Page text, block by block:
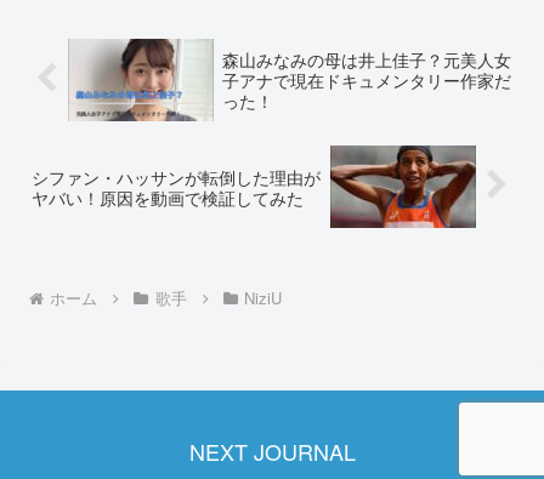
森山みなみの母は井上佳子？元美人女
子アナで現在ドキュメンタリー作家だ
った！
シファン・ハッサンが転倒した理由が
ヤバい！原因を動画で検証してみた
ホーム 歌手 NiziU
NEXT JOURNAL